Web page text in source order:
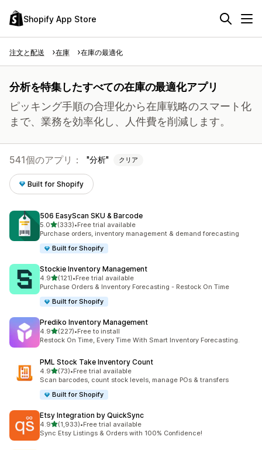
Shopify App Store
注文と配送 在庫 在庫の最適化
分析を特集したすべての在庫の最適化アプリ
ピッキング手順の合理化から在庫戦略のスマート化
まで、業務を効率化し、人件費を削減します。
541個のアプリ： 分析 クリア
Built for Shopify
506 EasyScan SKU & Barcode
5.05つ星中
(333)
合計レビュー数：333件
•Free trial available
Purchase orders, inventory management & demand forecasting
Built for Shopify
Stockie Inventory Management
4.95つ星中
(121)
合計レビュー数：121件
•Free trial available
Purchase Orders & Inventory Forecasting - Restock On Time
Built for Shopify
Prediko Inventory Management
4.95つ星中
(227)
合計レビュー数：227件
•Free to install
Restock On Time, Every Time With Smart Inventory Forecasting.
PML Stock Take Inventory Count
4.95つ星中
(73)
合計レビュー数：73件
•Free trial available
Scan barcodes, count stock levels, manage POs & transfers
Built for Shopify
Etsy Integration by QuickSync
4.95つ星中
(1,933)
合計レビュー数：1933件
•Free trial available
Sync Etsy Listings & Orders with 100% Confidence!